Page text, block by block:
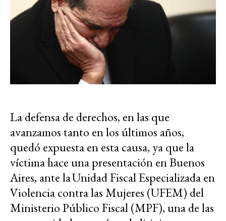
La defensa de derechos, en las que
avanzamos tanto en los últimos años,
quedó expuesta en esta causa, ya que la
víctima hace una presentación en Buenos
Aires, ante la Unidad Fiscal Especializada en
Violencia contra las Mujeres (UFEM) del
Ministerio Público Fiscal (MPF), una de las